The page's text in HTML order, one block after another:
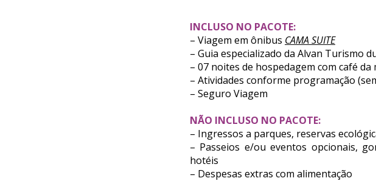
INCLUSO NO PACOTE:
– Viagem em ônibus CAMA SUITE
– Guia especializado da Alvan Turismo
– 07 noites de hospedagem com café
– Atividades conforme programação
– Seguro Viagem
NÃO INCLUSO NO PACOTE:
– Ingressos a parques, reservas
– Passeios e/ou eventos opcionais,
hotéis
– Despesas extras com alimentação